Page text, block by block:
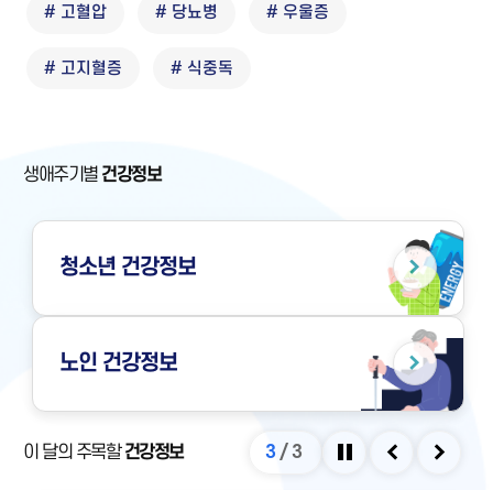
# 고혈압 # 당뇨병 # 우울증
# 고지혈증 # 식중독
생애주기별 건강정보
청소년 건강정보
노인 건강정보
이 달의 주목할건강정보 3 /3